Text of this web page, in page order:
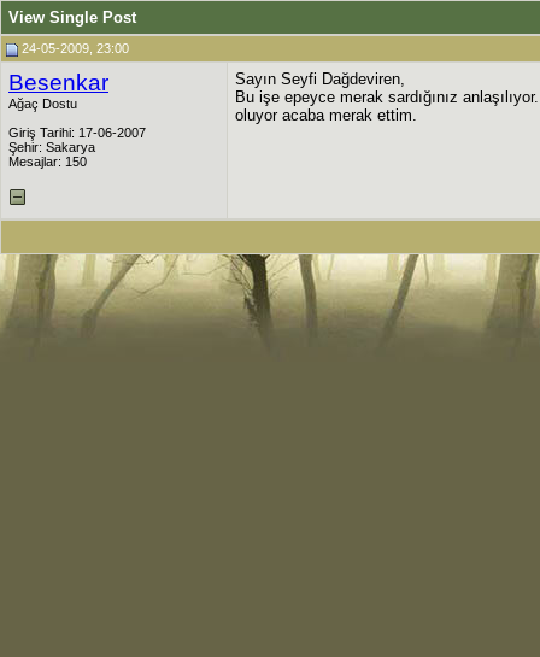
View Single Post
24-05-2009, 23:00
Besenkar
Ağaç Dostu
Giriş Tarihi: 17-06-2007
Şehir: Sakarya
Mesajlar: 150
Sayın Seyfi Dağdeviren,
Bu işe epeyce merak sardığınız
oluyor acaba merak ettim.